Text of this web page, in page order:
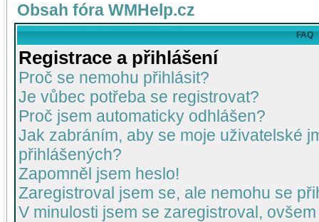
Obsah fóra WMHelp.cz
FAQ
Registrace a přihlášení
Proč se nemohu přihlásit?
Je vůbec potřeba se registrovat?
Proč jsem automaticky odhlášen?
Jak zabráním, aby se moje uživatelské
přihlášených?
Zapomněl jsem heslo!
Zaregistroval jsem se, ale nemohu se
V minulosti jsem se zaregistroval,